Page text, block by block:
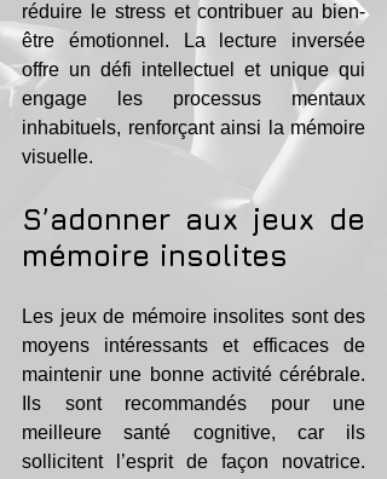
réduire le stress et contribuer au bien-
être émotionnel. La lecture inversée
offre un défi intellectuel et unique qui
engage les processus mentaux
inhabituels, renforçant ainsi la mémoire
visuelle.
S’adonner aux jeux de
mémoire insolites
Les jeux de mémoire insolites sont des
moyens intéressants et efficaces de
maintenir une bonne activité cérébrale.
Ils sont recommandés pour une
meilleure santé cognitive, car ils
sollicitent l’esprit de façon novatrice.